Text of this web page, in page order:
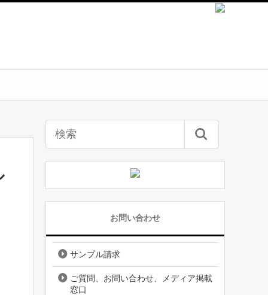
お問い合わせ
サンプル請求
ご質問、お問い合わせ、メディア掲載
窓口